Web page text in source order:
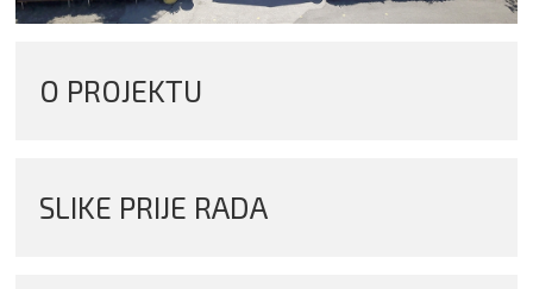
O PROJEKTU
SLIKE PRIJE RADA